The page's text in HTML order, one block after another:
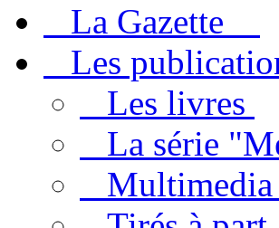
La Gazette
Les
Les livres
La série
Multimedia